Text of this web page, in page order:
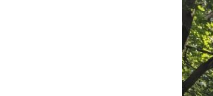
Hinnasto